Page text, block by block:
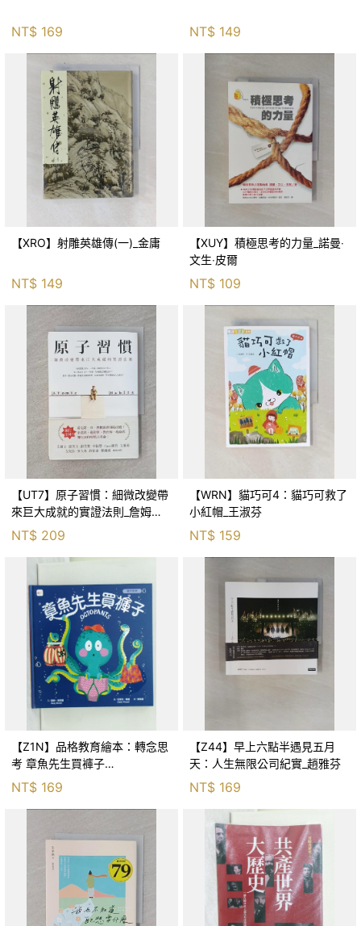
NT$ 169 NT$ 149
【XRO】射雕英雄傳(一)_金庸
NT$ 149
【XUY】積極思考的力量_諾曼‧
文生‧皮爾
NT$ 109
【UT7】原子習慣：細微改變帶
來巨大成就的實證法則_詹姆斯‧
克利爾, 蔡世偉
NT$ 209
【WRN】貓巧可4：貓巧可救了
小紅帽_王淑芬
NT$ 159
【Z1N】品格教育繪本：轉念思
考 章魚先生買褲子
(Octopants)_蘇西‧西尼爾, 黃筱
NT$ 169
【Z44】早上六點半遇見五月
天：人生無限公司紀實_趙雅芬
NT$ 169